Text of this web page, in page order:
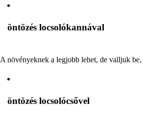
öntözés locsolókannával
A növényeknek a legjobb lehet, de valljuk
öntözés locsolócsővel